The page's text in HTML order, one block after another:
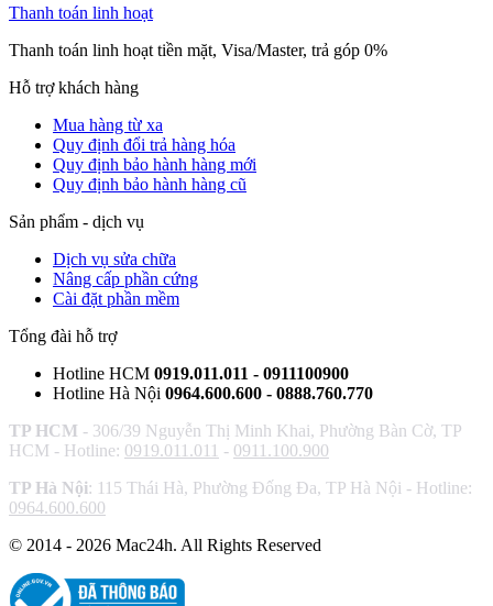
Thanh toán linh hoạt
Thanh toán linh hoạt tiền mặt, Visa/Master, trả góp 0%
Hỗ trợ khách hàng
Mua hàng từ xa
Quy định đổi trả hàng hóa
Quy định bảo hành hàng mới
Quy định bảo hành hàng cũ
Sản phẩm - dịch vụ
Dịch vụ sửa chữa
Nâng cấp phần cứng
Cài đặt phần mềm
Tổng đài hỗ trợ
Hotline HCM 0919.011.011 - 0911100900
Hotline Hà Nội 0964.600.600 - 0888.760.770
TP HCM - 306/39 Nguyễn Thị Minh Khai, Phường Bàn Cờ, TP
HCM - Hotline: 0919.011.011 - 0911.100.900
TP Hà Nội: 115 Thái Hà, Phường Đống Đa, TP Hà Nội - Hotline:
0964.600.600
© 2014 - 2026 Mac24h. All Rights Reserved